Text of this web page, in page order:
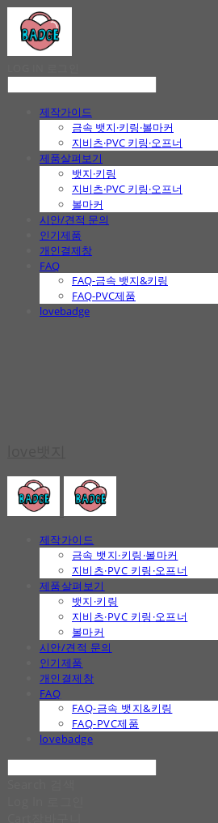
제작가이드
금속 뱃지·키링·볼마커
지비츠·PVC 키링·오프너
제품살펴보기
뱃지·키링
지비츠·PVC 키링·오프너
볼마커
시안/견적 문의
인기제품
개인결제창
FAQ
FAQ-금속 뱃지&키링
FAQ-PVC제품
lovebadge
제작가이드
금속 뱃지·키링·볼마커
지비츠·PVC 키링·오프너
제품살펴보기
뱃지·키링
지비츠·PVC 키링·오프너
볼마커
시안/견적 문의
인기제품
개인결제창
FAQ
FAQ-금속 뱃지&키링
FAQ-PVC제품
lovebadge